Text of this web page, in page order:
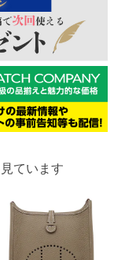
ています